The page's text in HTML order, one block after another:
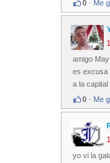
0 · Me
amigo
es excusa
a la
0 · Me
yo vi la